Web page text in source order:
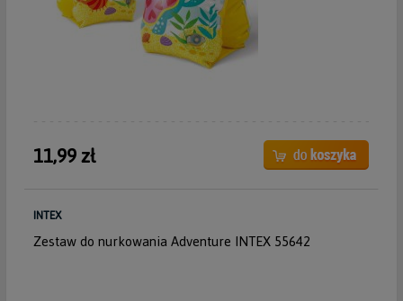
11,99 zł
INTEX
Zestaw do nurkowania Adventure INTEX 55642